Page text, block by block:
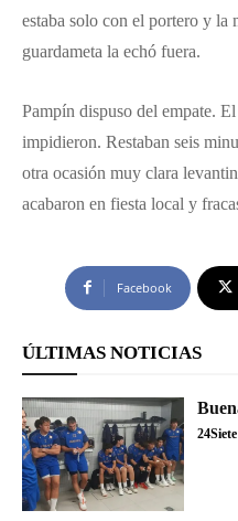
estaba solo con el portero y la
guardameta la echó fuera.
Pampín dispuso del empate.
impidieron. Restaban seis
otra ocasión muy clara
acabaron en fiesta local y
Facebook
ÚLTIMAS NOTICIAS